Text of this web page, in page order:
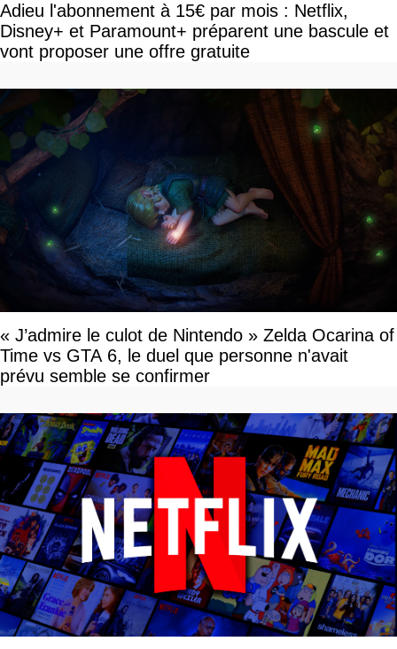
Adieu l'abonnement à 15€ par mois : Netflix,
Disney+ et Paramount+ préparent une bascule et
vont proposer une offre gratuite
« J’admire le culot de Nintendo » Zelda Ocarina of
Time vs GTA 6, le duel que personne n'avait
prévu semble se confirmer